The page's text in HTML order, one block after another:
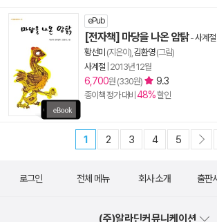
ePub
[전자책] 마당을 나온 암탉-사계
황선미 (지은이), 김환영(그림)
사계절 2013년 12월
6,700원 (330원) 9.3
종이책 정가 대비 48%할인
1 2 3 4 5
로그인 전체 메뉴 회사 소개 출판
(주)알라딘커뮤니케이션